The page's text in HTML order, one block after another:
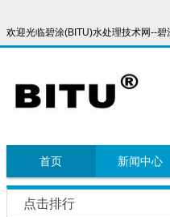
欢迎光临碧涂(BITU)水处理技术网--
首页 新闻中心
点击排行